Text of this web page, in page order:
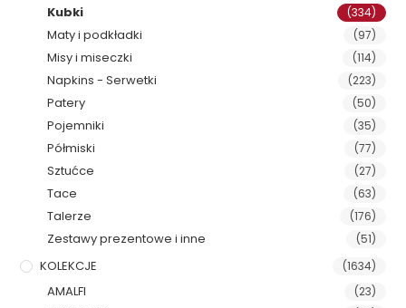
Kubki (334)
Maty i podkładki (97)
Misy i miseczki (114)
Napkins - Serwetki (223)
Patery (50)
Pojemniki (35)
Półmiski (77)
Sztućce (27)
Tace (63)
Talerze (176)
Zestawy prezentowe i inne (51)
KOLEKCJE (1634)
AMALFI (23)